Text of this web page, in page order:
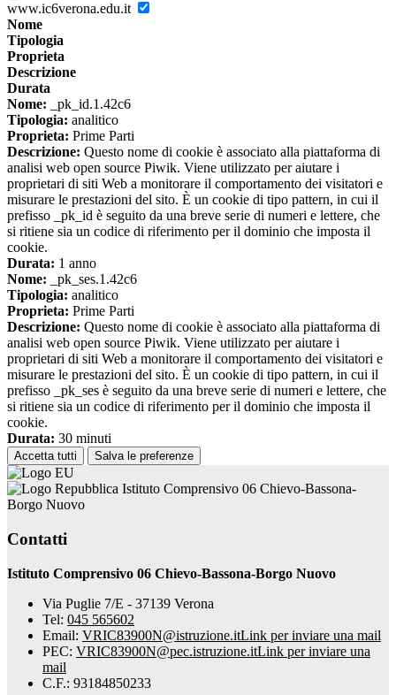
www.ic6verona.edu.it
Nome
Tipologia
Proprieta
Descrizione
Durata
Nome: _pk_id.1.42c6
Tipologia: analitico
Proprieta: Prime Parti
Descrizione: Questo nome di cookie è associato alla piattaforma di
analisi web open source Piwik. Viene utilizzato per aiutare i
proprietari di siti Web a monitorare il comportamento dei visitatori e
misurare le prestazioni del sito. È un cookie di tipo pattern, in cui il
prefisso _pk_id è seguito da una breve serie di numeri e lettere, che
si ritiene sia un codice di riferimento per il dominio che imposta il
cookie.
Durata: 1 anno
Nome: _pk_ses.1.42c6
Tipologia: analitico
Proprieta: Prime Parti
Descrizione: Questo nome di cookie è associato alla piattaforma di
analisi web open source Piwik. Viene utilizzato per aiutare i
proprietari di siti Web a monitorare il comportamento dei visitatori e
misurare le prestazioni del sito. È un cookie di tipo pattern, in cui il
prefisso _pk_ses è seguito da una breve serie di numeri e lettere, che
si ritiene sia un codice di riferimento per il dominio che imposta il
cookie.
Durata: 30 minuti
Accetta tutti Salva le preferenze
Istituto Comprensivo 06 Chievo-Bassona-
Borgo Nuovo
Contatti
Istituto Comprensivo 06 Chievo-Bassona-Borgo Nuovo
Via Puglie 7/E - 37139 Verona
Tel: 045 565602
Email: VRIC83900N@istruzione.itLink per inviare una mail
PEC: VRIC83900N@pec.istruzione.itLink per inviare una
mail
C.F.: 93184850233